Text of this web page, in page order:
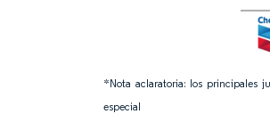
*Nota aclaratoria: los principales
especial